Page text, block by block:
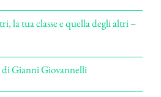
la tua classe e quella degli altri –
Gianni Giovannelli